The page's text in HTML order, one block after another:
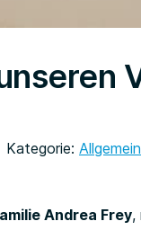
Kategorie: Allgemein
Andrea Frey,